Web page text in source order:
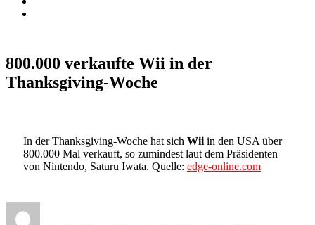
800.000 verkaufte Wii in der
Thanksgiving-Woche
In der Thanksgiving-Woche hat sich Wii in den USA über
800.000 Mal verkauft, so zumindest laut dem Präsidenten
von Nintendo, Saturu Iwata. Quelle: edge-online.com